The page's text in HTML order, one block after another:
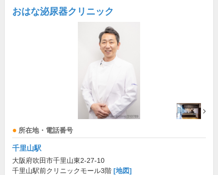
おはな泌尿器クリニック
所在地・電話番号
千里山駅
大阪府吹田市千里山東2-27-10
千里山駅前クリニックモール3階 [地図]